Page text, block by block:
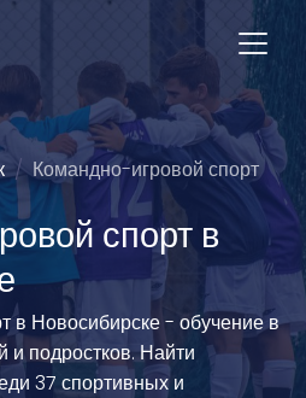
Командно-игровой спорт
спорт в
в Новосибирске - обучение в
и подростков. Найти
37 спортивных и